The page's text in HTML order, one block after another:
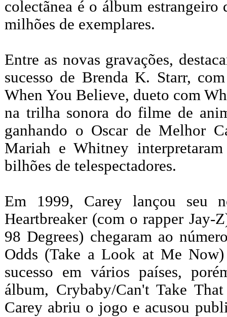
colectãnea é o álbum estrangeiro
milhões de exemplares.
Entre as novas gravações,
sucesso de Brenda K. Starr,
When You Believe, dueto com
na trilha sonora do filme de
ganhando o Oscar de Melhor
Mariah e Whitney
bilhões de telespectadores.
Em 1999, Carey lançou seu
Heartbreaker (com o rapper
98 Degrees) chegaram ao
Odds (Take a Look at Me
sucesso em vários países,
álbum, Crybaby/Can't Take
Carey abriu o jogo e acusou